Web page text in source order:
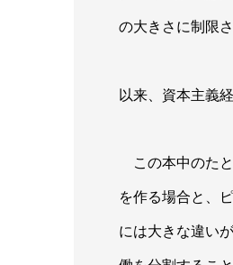
の大きさに制限
以来、資本主義
この本中のた
を作る場合と、
には大きな違い